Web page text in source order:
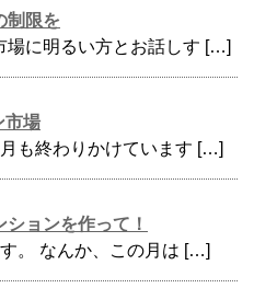
制限を
場に明るい方とお話しす […]
市場
も終わりかけています […]
ョンを作って！
。 なんか、この月は […]